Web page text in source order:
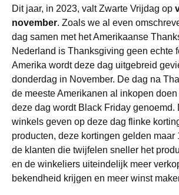
Dit jaar, in 2023, valt Zwarte Vrijdag op
november. Zoals we al even
dag samen met het Amerikaanse
Nederland is Thanksgiving geen echte
Amerika wordt deze dag uitgebreid
donderdag in November. De dag na
de meeste Amerikanen al inkopen doen
deze dag wordt Black Friday genoemd.
winkels geven op deze dag flinke
producten, deze kortingen gelden maar
de klanten die twijfelen sneller het
en de winkeliers uiteindelijk meer
bekendheid krijgen en meer winst